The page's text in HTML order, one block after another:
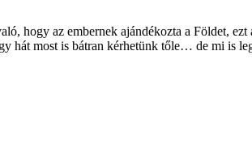
hogy az embernek ajándékozta a Földet,
hát most is bátran kérhetünk tőle… de mi is